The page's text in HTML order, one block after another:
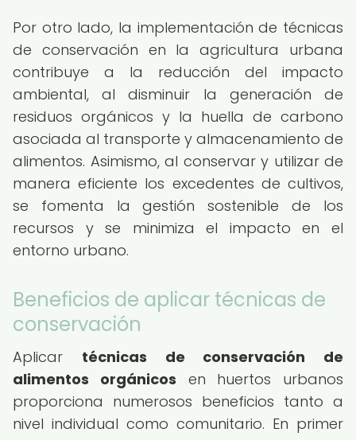
Por otro lado, la implementación de técnicas
de conservación en la agricultura urbana
contribuye a la reducción del impacto
ambiental, al disminuir la generación de
residuos orgánicos y la huella de carbono
asociada al transporte y almacenamiento de
alimentos. Asimismo, al conservar y utilizar de
manera eficiente los excedentes de cultivos,
se fomenta la gestión sostenible de los
recursos y se minimiza el impacto en el
entorno urbano.
Beneficios de aplicar técnicas de
conservación
Aplicar técnicas de conservación de
alimentos orgánicos en huertos urbanos
proporciona numerosos beneficios tanto a
nivel individual como comunitario. En primer